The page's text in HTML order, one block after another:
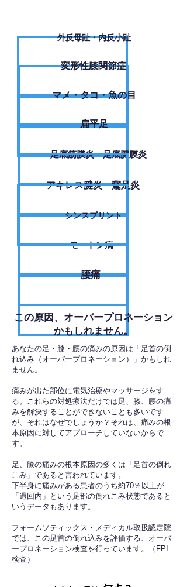
外反母趾・内反小趾
変形性膝関節症
​マメ・タコ・魚の目
扁平足
足底筋膜炎・足底腱膜炎
アキレス腱炎・鵞足炎
シンスプリント
モートン病
腰痛
​この原因、オーバープロネーション
かもしれません。
あなたの足・膝・腰の痛みの原因は「足首の倒
れ込み（オーバープロネーション）」かもしれ
ません。
痛みが出た部位に電気治療やマッサージをす
る。これらの対処療法だけでは足、膝、腰の痛
みを解決することができないことも多いです
が、それはなぜでしょうか？それは、痛みの根
本原因に対してアプローチしていないからで
す。
足、膝の痛みの根本原因の多くは「足首の倒れ
こみ」であると言われています。
下半身に痛みがある患者のうち約70％以上が
「過回内」という足部の倒れこみ状態であると
いうデータもあります。
フォームソティックス・メディカル取扱認定院
では、この足首の倒れ込みを評価する、オーバ
ープロネーション検査を行っています。（FPI
検査）​